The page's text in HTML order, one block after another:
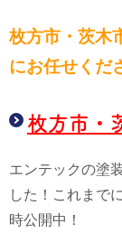
枚方市・茨木
にお任せくだ
枚方市・
エンテックの塗
した！これまで
時公開中！